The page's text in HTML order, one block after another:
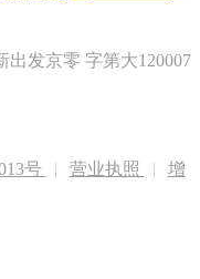
出发京零 字第大120007
号 | 营业执照 |
增